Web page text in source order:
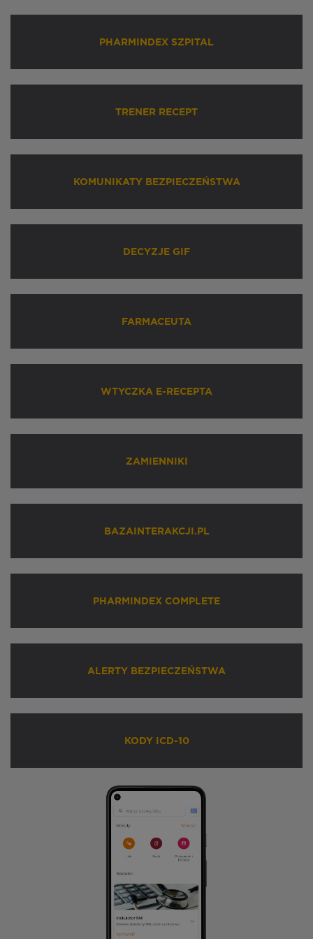
PHARMINDEX SZPITAL
TRENER RECEPT
KOMUNIKATY BEZPIECZEŃSTWA
DECYZJE GIF
FARMACEUTA
WTYCZKA E-RECEPTA
ZAMIENNIKI
BAZAINTERAKCJI.PL
PHARMINDEX COMPLETE
ALERTY BEZPIECZEŃSTWA
KODY ICD-10